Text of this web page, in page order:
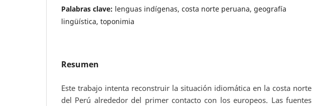
Palabras clave: lenguas indígenas, costa norte peruana, geografía
lingüística, toponimia
Resumen
Este trabajo intenta reconstruir la situación idiomática en la costa norte
del Perú alrededor del primer contacto con los europeos. Las fuentes